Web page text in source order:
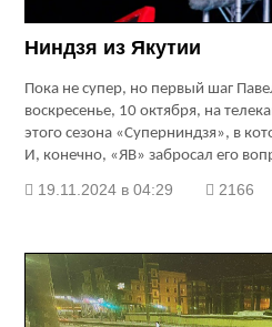
Ниндзя из Якутии
Пока не супер, но первый шаг
воскресенье, 10 октября, на
этого сезона «Суперниндзя», в
И, конечно, «ЯВ» забросал его
19.11.2024 в 04:29 2166